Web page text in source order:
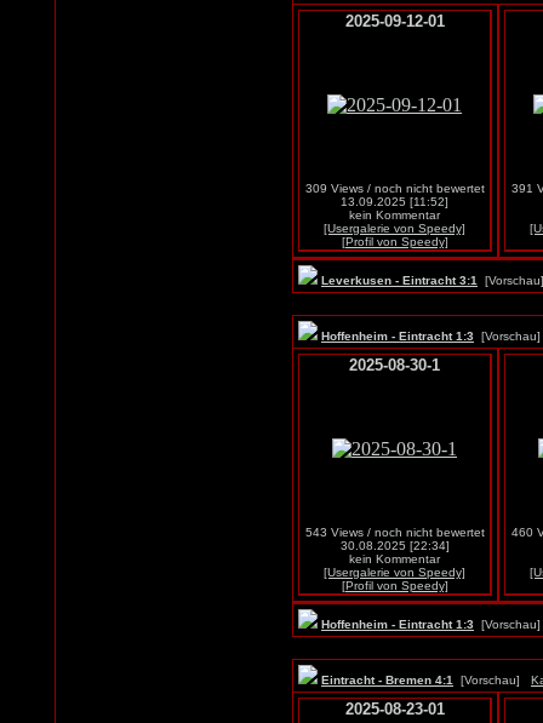
2025-09-12-01
309 Views / noch nicht bewertet
13.09.2025 [11:52]
kein Kommentar
[Usergalerie von Speedy]
[Profil von Speedy]
391
Leverkusen - Eintracht 3:1
Hoffenheim - Eintracht 1:3
2025-08-30-1
543 Views / noch nicht bewertet
30.08.2025 [22:34]
kein Kommentar
[Usergalerie von Speedy]
[Profil von Speedy]
460
Hoffenheim - Eintracht 1:3
Eintracht - Bremen 4:1 [Vorschau]
2025-08-23-01